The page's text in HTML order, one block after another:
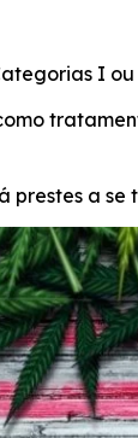
I
prestes a